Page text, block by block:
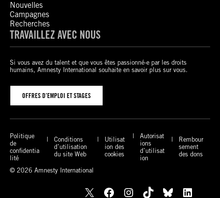
Nouvelles
Campagnes
Recherches
TRAVAILLEZ AVEC NOUS
Si vous avez du talent et que vous êtes passionné-e par les droits
humains, Amnesty International souhaite en savoir plus sur vous.
OFFRES D’EMPLOI ET STAGES
Politique
de
confidentia
lité
Conditions
d’utilisation
du site Web
Utilisat
ion des
cookies
Autorisat
ions
d’utilisat
ion
Rembour
sement
des dons
© 2026 Amnesty International
X Facebook Instagram TikTok Bluesky LinkedIn